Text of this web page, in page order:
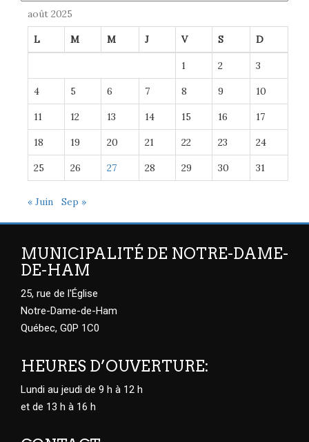
août 2025
L M M J V S D
1 2 3
4 5 6 7 8 9 10
11 12 13 14 15 16 17
18 19 20 21 22 23 24
25 26 27 28 29 30 31
« Juin Sep »
MUNICIPALITÉ DE NOTRE-DAME-
DE-HAM
25, rue de l'Église
Notre-Dame-de-Ham
Québec, G0P 1C0
HEURES D’OUVERTURE:
Lundi au jeudi de 9 h à 12 h
et de 13 h à 16 h